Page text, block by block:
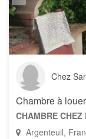
Chez
CHAMBRE
Argenteuil,